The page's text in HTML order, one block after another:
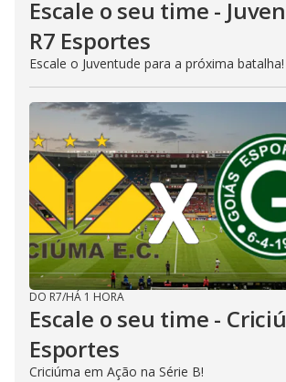
Escale o seu time -
R7 Esportes
Escale o Juventude para a próxima batalha!
DO R7/HÁ 1 HORA
Escale o seu time -
Esportes
Criciúma em Ação na Série B!